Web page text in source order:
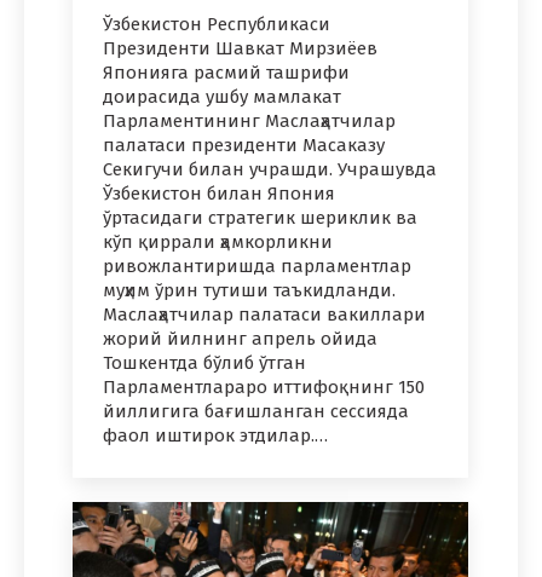
Ўзбекистон Республикаси
Президенти Шавкат Мирзиёев
Японияга расмий ташрифи
доирасида ушбу мамлакат
Парламентининг Маслаҳатчилар
палатаси президенти Масаказу
Секигучи билан учрашди. Учрашувда
Ўзбекистон билан Япония
ўртасидаги стратегик шериклик ва
кўп қиррали ҳамкорликни
ривожлантиришда парламентлар
муҳим ўрин тутиши таъкидланди.
Маслаҳатчилар палатаси вакиллари
жорий йилнинг апрель ойида
Тошкентда бўлиб ўтган
Парламентлараро иттифоқнинг 150
йиллигига бағишланган сессияда
фаол иштирок этдилар.…